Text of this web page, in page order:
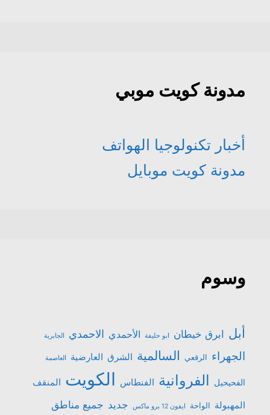
مدونة كويت موبي
أخبار تكنولوجيا الهواتف
مدونة كويت موبايل
وسوم
أبل ابرق خيطان ابو حليفة الأحمدي الاحمدي الجابرية
الجهراء الرقعي السالمية الشرق العارضية العاصمة
الفحيحيل الفروانية الفنطاس الكويت المنقف
المهبولة الواحة ايفون 12 برو ماكس جديد جميع مناطق